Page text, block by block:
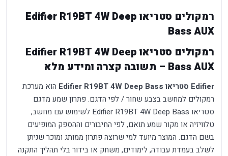
רמקולים סטריאו Edifier R19BT 4W Deep
Bass AUX
רמקולים סטריאו Edifier R19BT 4W Deep
Bass AUX – תשובה קצרה ומידע מלא
Edifier סטריאו Edifier R19BT 4W Deep Bass
הוא מערכת
רמקולים למחשב בצבע שחור / לפי הדגם. פתרון שמע מדגם
סטריאו Edifier R19BT 4W Deep Bass לשימוש עם מחשב,
טלוויזיה או מקור שמע תואם, לפי החיבורים וההספק המופיעים
בשם הדגם. המוצר מיועד למי שרוצה פתרון ממותג ומוכר שניתן
לשלב בעמדת עבודה, לימודים, משחק או בידור בלי תהליך התקנה